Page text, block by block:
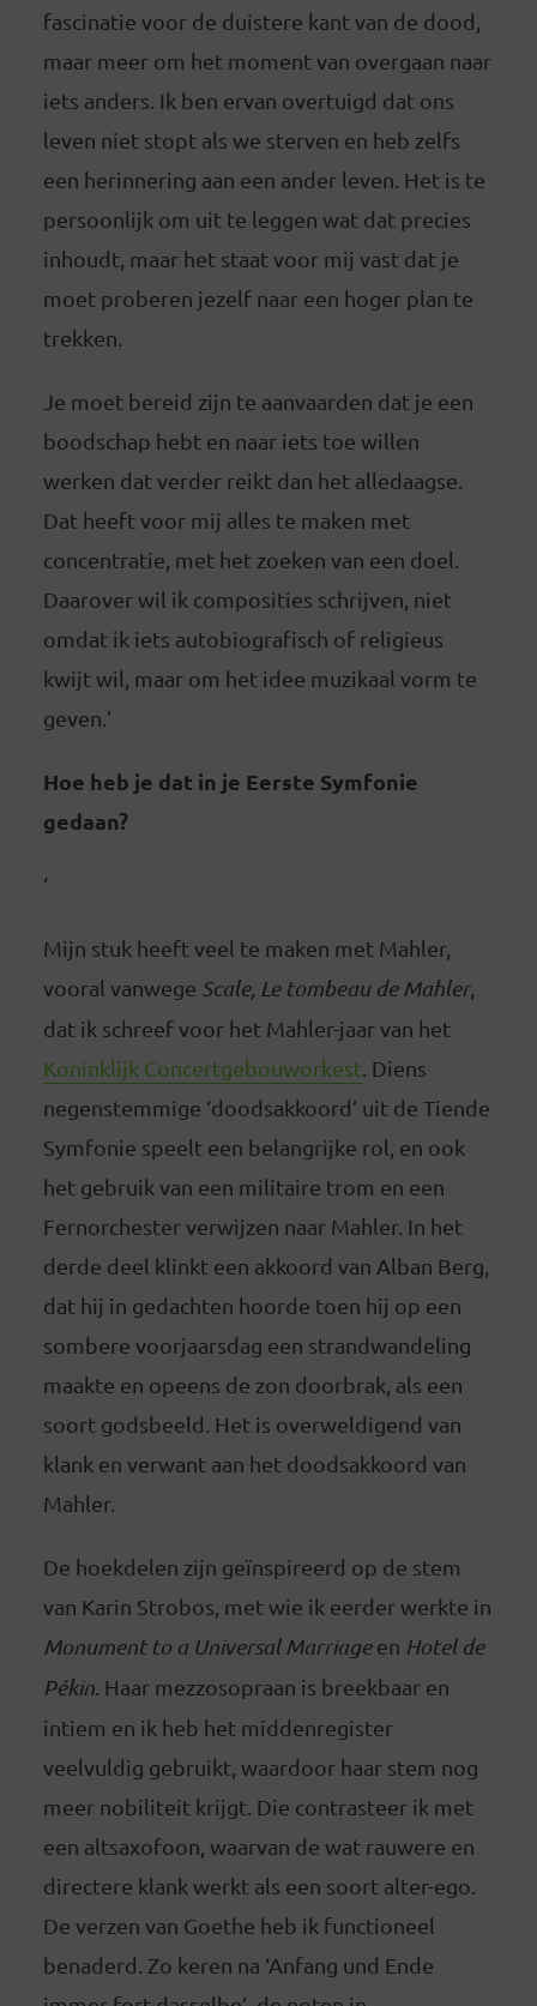
fascinatie voor de duistere kant van de dood,
maar meer om het moment van overgaan naar
iets anders. Ik ben ervan overtuigd dat ons
leven niet stopt als we sterven en heb zelfs
een herinnering aan een ander leven. Het is te
persoonlijk om uit te leggen wat dat precies
inhoudt, maar het staat voor mij vast dat je
moet proberen jezelf naar een hoger plan te
trekken.
Je moet bereid zijn te aanvaarden dat je een
boodschap hebt en naar iets toe willen
werken dat verder reikt dan het alledaagse.
Dat heeft voor mij alles te maken met
concentratie, met het zoeken van een doel.
Daarover wil ik composities schrijven, niet
omdat ik iets autobiografisch of religieus
kwijt wil, maar om het idee muzikaal vorm te
geven.’
Hoe heb je dat in je Eerste Symfonie
gedaan?
‘
Mijn stuk heeft veel te maken met Mahler,
vooral vanwege Scale, Le tombeau de Mahler,
dat ik schreef voor het Mahler-jaar van het
Koninklijk Concertgebouworkest. Diens
negenstemmige ‘doodsakkoord’ uit de Tiende
Symfonie speelt een belangrijke rol, en ook
het gebruik van een militaire trom en een
Fernorchester verwijzen naar Mahler. In het
derde deel klinkt een akkoord van Alban Berg,
dat hij in gedachten hoorde toen hij op een
sombere voorjaarsdag een strandwandeling
maakte en opeens de zon doorbrak, als een
soort godsbeeld. Het is overweldigend van
klank en verwant aan het doodsakkoord van
Mahler.
De hoekdelen zijn geïnspireerd op de stem
van Karin Strobos, met wie ik eerder werkte in
Monument to a Universal Marriageen Hotel de
Pékin. Haar mezzosopraan is breekbaar en
intiem en ik heb het middenregister
veelvuldig gebruikt, waardoor haar stem nog
meer nobiliteit krijgt. Die contrasteer ik met
een altsaxofoon, waarvan de wat rauwere en
directere klank werkt als een soort alter-ego.
De verzen van Goethe heb ik functioneel
benaderd. Zo keren na ‘Anfang und Ende